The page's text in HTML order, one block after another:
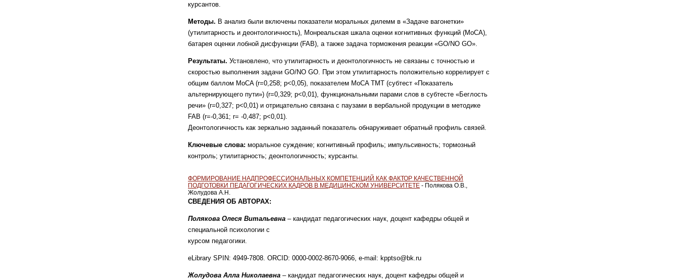
курсантов.
Методы. В анализ были включены показатели моральных дилемм в «Задаче вагонетки»
(утилитарность и деонтологичность), Монреальская шкала оценки когнитивных функций (МоСА),
батарея оценки лобной дисфункции (FAB), а также задача торможения реакции «GO/NO GO».
Результаты. Установлено, что утилитарность и деонтологичность не связаны с точностью и
скоростью выполнения задачи GO/NO GO. При этом утилитарность положительно коррелирует с
общим баллом MoCA (r=0,258; p<0,05), показателем MoCA TMT (субтест «Показатель
альтернирующего пути») (r=0,329; p<0,01), функциональными парами слов в субтесте «Беглость
речи» (r=0,327; p<0,01) и отрицательно связана с паузами в вербальной продукции в методике
FAB (r=-0,361; r= -0,487; p<0,01).
Деонтологичность как зеркально заданный показатель обнаруживает обратный профиль связей.
Ключевые слова: моральное суждение; когнитивный профиль; импульсивность; тормозный
контроль; утилитарность; деонтологичность; курсанты.
ФОРМИРОВАНИЕ НАДПРОФЕССИОНАЛЬНЫХ КОМПЕТЕНЦИЙ КАК ФАКТОР КАЧЕСТВЕННОЙ
ПОДГОТОВКИ ПЕДАГОГИЧЕСКИХ КАДРОВ В МЕДИЦИНСКОМ УНИВЕРСИТЕТЕ - Полякова О.В.,
Жолудова А.Н.
СВЕДЕНИЯ ОБ АВТОРАХ:
Полякова Олеся Витальевна – кандидат педагогических наук, доцент кафедры общей и
специальной психологии с
курсом педагогики.
eLibrary SPIN: 4949-7808. ORCID: 0000-0002-8670-9066, e-mail: kpptso@bk.ru
Жолудова Алла Николаевна – кандидат педагогических наук, доцент кафедры общей и